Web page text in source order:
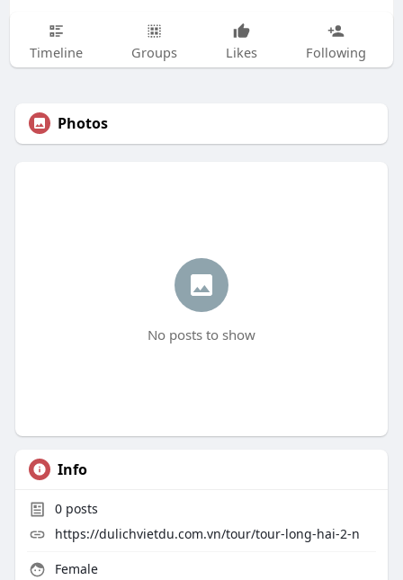
Timeline Groups Likes Following
Photos
No posts to show
Info
0posts
https://dulichvietdu.com.vn/tour/tour-long-hai-2-n
Female